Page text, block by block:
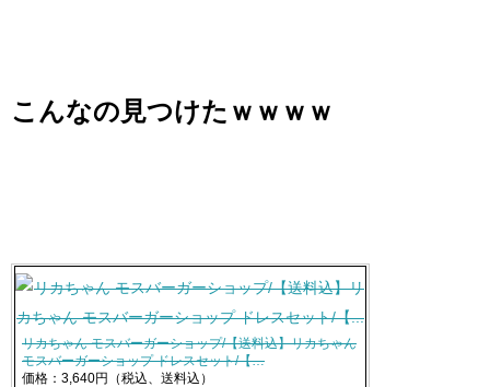
こんなの見つけたｗｗｗｗ
リカちゃん モスバーガーショップ/【送料込】リカちゃん
モスバーガーショップ ドレスセット/【…
価格：3,640円（税込、送料込）